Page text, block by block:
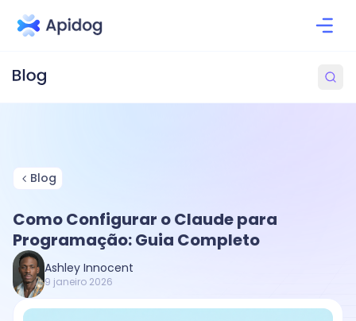
Blog
Como Configurar o Claude para
Programação: Guia Completo
Ashley Innocent
9 janeiro 2026